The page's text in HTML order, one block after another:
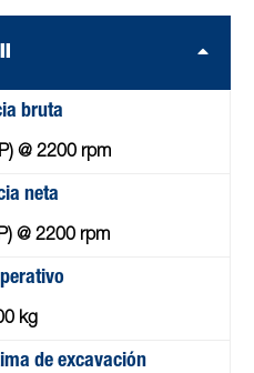
bruta
@ 2200 rpm
neta
@ 2200 rpm
kg
de excavación